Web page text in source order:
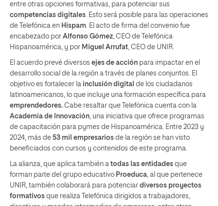
entre otras opciones formativas, para potenciar sus
competencias digitales . Esto será posible para las operaciones
de Telefónica en Hispam . El acto de firma del convenio fue
encabezado por Alfonso Gómez , CEO de Telefónica
Hispanoamérica, y por Miguel Arrufat , CEO de UNIR.
El acuerdo prevé diversos ejes de acción para impactar en el
desarrollo social de la región a través de planes conjuntos. El
objetivo es fortalecer la inclusión digital de los ciudadanos
latinoamericanos, lo que incluye una formación específica para
emprendedores. Cabe resaltar que Telefónica cuenta con la
Academia de Innovación , una iniciativa que ofrece programas
de capacitación para pymes de Hispanoamérica. Entre 2023 y
2024, más de 53 mil empresarios de la región se han visto
beneficiados con cursos y contenidos de este programa.
La alianza, que aplica también a todas las entidades que
forman parte del grupo educativo Proeduca , al que pertenece
UNIR, también colaborará para potenciar diversos proyectos
formativos que realiza Telefónica dirigidos a trabajadores,